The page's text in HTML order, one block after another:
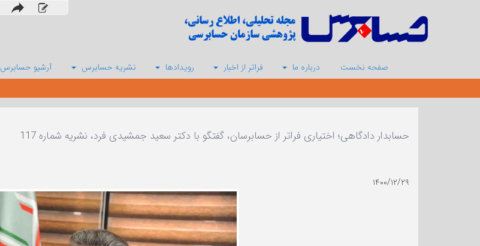
صفحه نخست درباره ما فراتر از اخبار رویدادها نشریه حسابرس آرشیو حسابرس
حسابدار دادگاهی؛ اختیاری فراتر از حسابرسان، گفتگو با دکتر سعید جمشیدی فرد، نشریه شماره 117
۱۴۰۰/۱۲/۲۹